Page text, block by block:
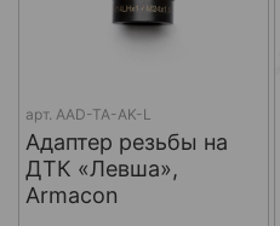
арт. AAD-TA-AK-L
Адаптер резьбы на
ДТК «Левша»,
Armacon